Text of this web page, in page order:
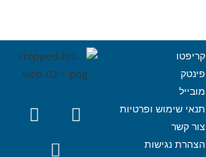
קריפטו
פינטק
מובייל
תנאי שימוש ופרטיות
צור קשר
הצהרת נגישות